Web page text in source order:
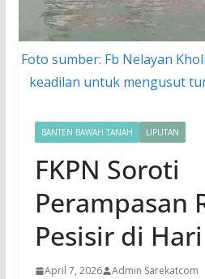
Foto sumber: Fb Nelayan
keadilan untuk mengusut
BANTEN BAWAH TANAH LIPUTAN
FKPN Soroti
Perampasan
Pesisir di
April 7, 2026 Admin Sarekatcom